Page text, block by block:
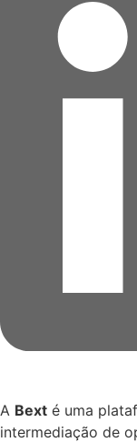
A Bext é uma
intermediação de